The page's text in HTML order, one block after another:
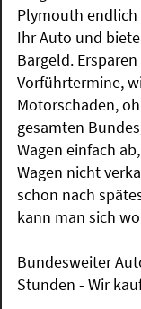
Plymouth endlich
Ihr Auto und
Bargeld.
Vorführtermine,
Motorschaden,
gesamten
Wagen einfach
Wagen nicht
schon nach
kann man sich
Bundesweiter
Stunden - Wir